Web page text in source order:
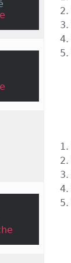
du
sur
le
Mr
2.
3.
4.
5.
1.
2.
3.
4.
5.